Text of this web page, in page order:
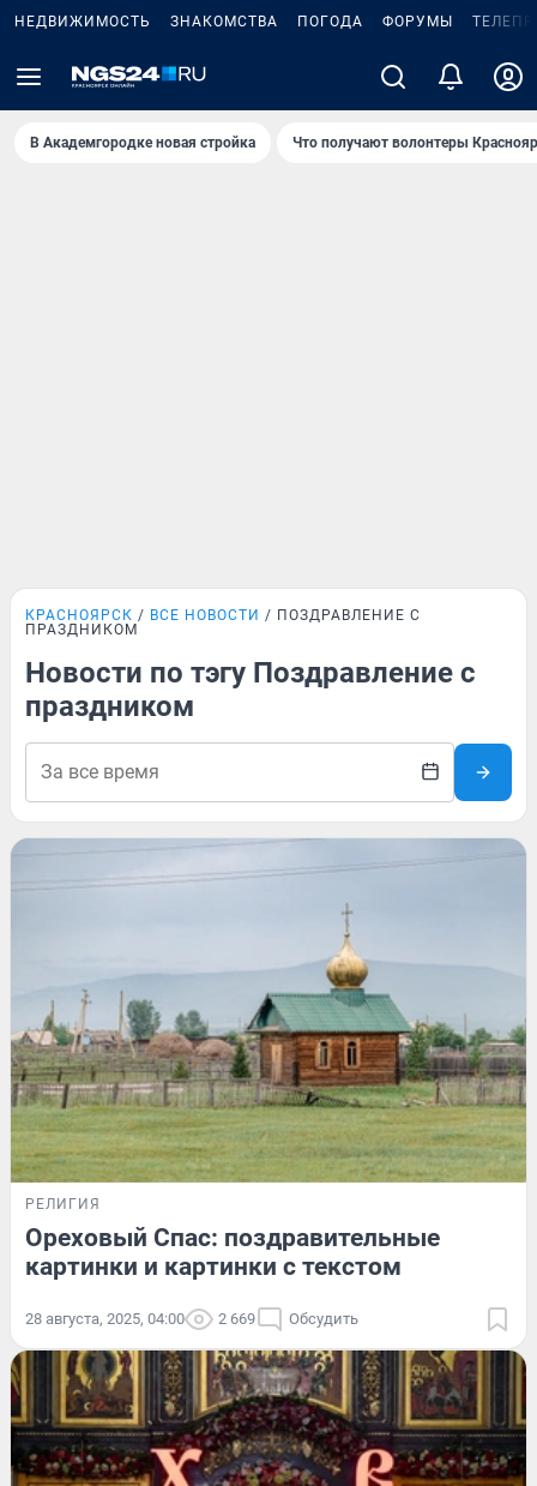
НЕДВИЖИМОСТЬ ЗНАКОМСТВА ПОГОДА ФОРУМЫ
В Академгородке новая стройка Что получают волонтеры
КРАСНОЯРСК ВСЕ НОВОСТИ
ПОЗДРАВЛЕНИЕ С
ПРАЗДНИКОМ
Новости по тэгу Поздравление с
праздником
РЕЛИГИЯ
Ореховый Спас: поздравительные
картинки и картинки с текстом
28 августа, 2025, 04:00 2 669 Обсудить